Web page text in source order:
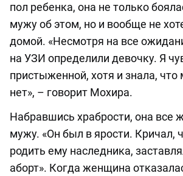
пол ребенка, она не только
мужу об этом, но и вообще не
домой. «Несмотря на все
на УЗИ определили девочку. Я
пристыженной, хотя и знала, что
нет», – говорит Мохира.
Набравшись храбрости, она все
мужу. «Он был в ярости. Кричал,
родить ему наследника,
аборт». Когда женщина